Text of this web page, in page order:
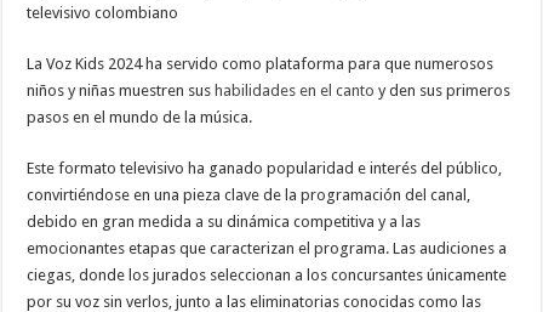
televisivo colombiano
La Voz Kids 2024 ha servido como plataforma para que numerosos
niños y niñas muestren sus habilidades en el canto y den sus primeros
pasos en el mundo de la música.
Este formato televisivo ha ganado popularidad e interés del público,
convirtiéndose en una pieza clave de la programación del canal,
debido en gran medida a su dinámica competitiva y a las
emocionantes etapas que caracterizan el programa. Las audiciones a
ciegas, donde los jurados seleccionan a los concursantes únicamente
por su voz sin verlos, junto a las eliminatorias conocidas como las